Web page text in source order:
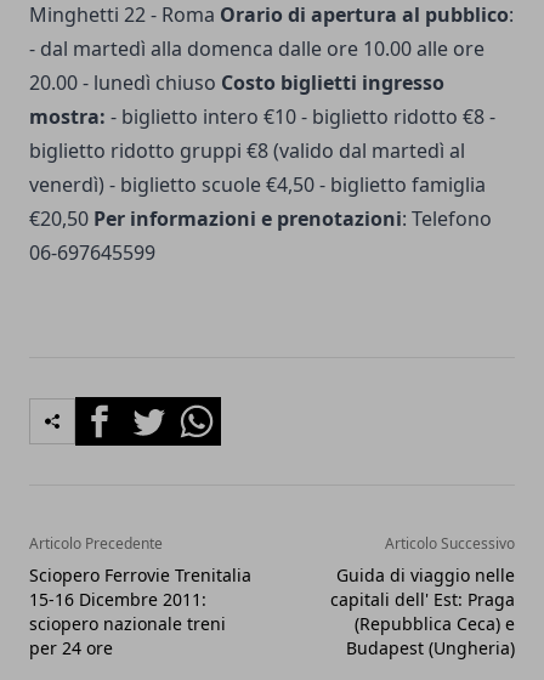
Minghetti 22 - Roma Orario di apertura al pubblico:
- dal martedì alla domenca dalle ore 10.00 alle ore
20.00 - lunedì chiuso Costo biglietti ingresso
mostra: - biglietto intero €10 - biglietto ridotto €8 -
biglietto ridotto gruppi €8 (valido dal martedì al
venerdì) - biglietto scuole €4,50 - biglietto famiglia
€20,50 Per informazioni e prenotazioni: Telefono
06-697645599
FacebookTwitterWhatsapp
Articolo Precedente
Sciopero Ferrovie Trenitalia
15-16 Dicembre 2011:
sciopero nazionale treni
per 24 ore
Articolo Successivo
Guida di viaggio nelle
capitali dell' Est: Praga
(Repubblica Ceca) e
Budapest (Ungheria)